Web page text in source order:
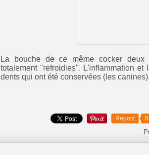
La bouche de ce même cocker deux
totalement "refroidies". L'inflammation
dents qui ont été conservées (les
Repost 0